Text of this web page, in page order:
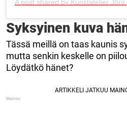
Syksyinen kuva
Tässä meillä on taas kaunis
mutta senkin keskelle on
Löydätkö hänet?